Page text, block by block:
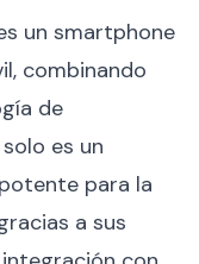
un smartphone
combinando
de
es un
para la
a sus